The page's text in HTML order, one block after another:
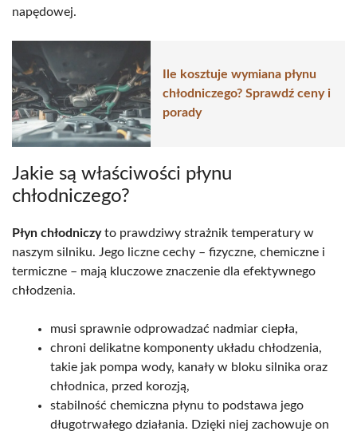
napędowej.
Ile kosztuje wymiana płynu
chłodniczego? Sprawdź ceny i
porady
Jakie są właściwości płynu
chłodniczego?
Płyn chłodniczyto prawdziwy strażnik temperatury w
naszym silniku. Jego liczne cechy – fizyczne, chemiczne i
termiczne – mają kluczowe znaczenie dla efektywnego
chłodzenia.
musi sprawnie odprowadzać nadmiar ciepła,
chroni delikatne komponenty układu chłodzenia,
takie jak pompa wody, kanały w bloku silnika oraz
chłodnica, przed korozją,
stabilność chemiczna płynu to podstawa jego
długotrwałego działania. Dzięki niej zachowuje on